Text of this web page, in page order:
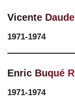
Vicente
1971-1974
Enric Buqué
1971-1974